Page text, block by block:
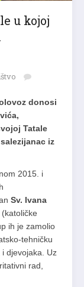
u kojoj
donosi
Tatale
iz
2015. i
Sv. Ivana
ih je zamolio
tehničku
djevojaka. Uz
rad,